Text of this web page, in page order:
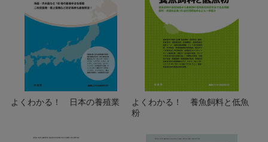
よくわかる！ 日本の養殖業
よくわかる！ 養魚飼料と低魚
粉